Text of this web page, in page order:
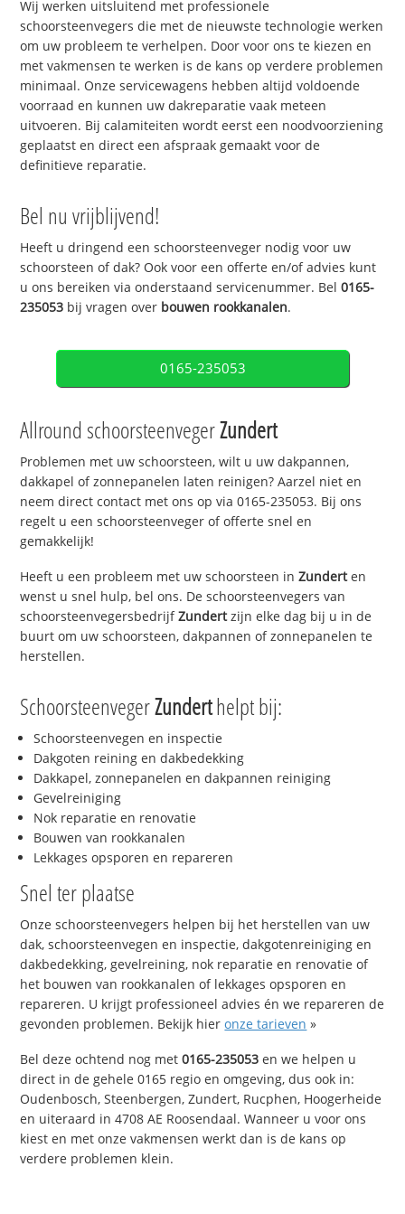
Wij werken uitsluitend met professionele
schoorsteenvegers die met de nieuwste technologie werken
om uw probleem te verhelpen. Door voor ons te kiezen en
met vakmensen te werken is de kans op verdere problemen
minimaal. Onze servicewagens hebben altijd voldoende
voorraad en kunnen uw dakreparatie vaak meteen
uitvoeren. Bij calamiteiten wordt eerst een noodvoorziening
geplaatst en direct een afspraak gemaakt voor de
definitieve reparatie.
Bel nu vrijblijvend!
Heeft u dringend een schoorsteenveger nodig voor uw
schoorsteen of dak? Ook voor een offerte en/of advies kunt
u ons bereiken via onderstaand servicenummer. Bel0165-
235053 bij vragen over bouwen rookkanalen.
0165-235053
Allround schoorsteenvegerZundert
Problemen met uw schoorsteen, wilt u uw dakpannen,
dakkapel of zonnepanelen laten reinigen? Aarzel niet en
neem direct contact met ons op via 0165-235053. Bij ons
regelt u een schoorsteenveger of offerte snel en
gemakkelijk!
Heeft u een probleem met uw schoorsteen inZunderten
wenst u snel hulp, bel ons. De schoorsteenvegers van
schoorsteenvegersbedrijfZundertzijn elke dag bij u in de
buurt om uw schoorsteen, dakpannen of zonnepanelen te
herstellen.
SchoorsteenvegerZunderthelpt bij:
Schoorsteenvegen en inspectie
Dakgoten reining en dakbedekking
Dakkapel, zonnepanelen en dakpannen reiniging
Gevelreiniging
Nok reparatie en renovatie
Bouwen van rookkanalen
Lekkages opsporen en repareren
Snel ter plaatse
Onze schoorsteenvegers helpen bij het herstellen van uw
dak, schoorsteenvegen en inspectie, dakgotenreiniging en
dakbedekking, gevelreining, nok reparatie en renovatie of
het bouwen van rookkanalen of lekkages opsporen en
repareren. U krijgt professioneel advies én we repareren de
gevonden problemen. Bekijk hieronze tarieven »
Bel deze ochtend nog met0165-235053 en we helpen u
direct in de gehele 0165 regio en omgeving, dus ook in:
Oudenbosch, Steenbergen, Zundert, Rucphen, Hoogerheide
en uiteraard in 4708 AE Roosendaal. Wanneer u voor ons
kiest en met onze vakmensen werkt dan is de kans op
verdere problemen klein.